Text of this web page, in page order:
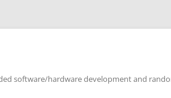
software/hardware development and